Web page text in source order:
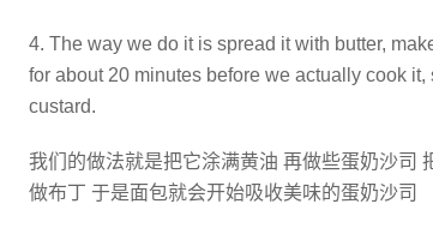
4. The way we do it is spread it with butter,
for about 20 minutes before we actually cook
custard.
我们的做法就是把它涂满黄油 再做些蛋奶沙司
做布丁 于是面包就会开始吸收美味的蛋奶沙司